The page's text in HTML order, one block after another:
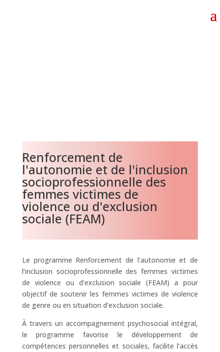
Renforcement de
l'autonomie et de l'inclusion
socioprofessionnelle des
femmes victimes de
violence ou d'exclusion
sociale (FEAM)
Le programme Renforcement de l’autonomie et de
l’inclusion socioprofessionnelle des femmes victimes
de violence ou d’exclusion sociale (FEAM) a pour
objectif de soutenir les femmes victimes de violence
de genre ou en situation d’exclusion sociale.
À travers un accompagnement psychosocial intégral,
le programme favorise le développement de
compétences personnelles et sociales, facilite l’accès